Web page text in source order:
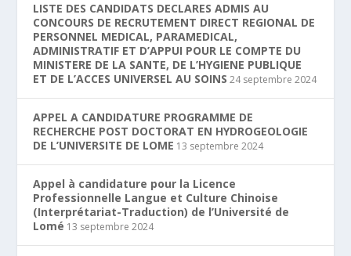
LISTE DES CANDIDATS DECLARES ADMIS AU
CONCOURS DE RECRUTEMENT DIRECT REGIONAL DE
PERSONNEL MEDICAL, PARAMEDICAL,
ADMINISTRATIF ET D’APPUI POUR LE COMPTE DU
MINISTERE DE LA SANTE, DE L’HYGIENE PUBLIQUE
ET DE L’ACCES UNIVERSEL AU SOINS 24 septembre 2024
APPEL A CANDIDATURE PROGRAMME DE
RECHERCHE POST DOCTORAT EN HYDROGEOLOGIE
DE L’UNIVERSITE DE LOME 13 septembre 2024
Appel à candidature pour la Licence
Professionnelle Langue et Culture Chinoise
(Interprétariat-Traduction) de l’Université de
Lomé 13 septembre 2024